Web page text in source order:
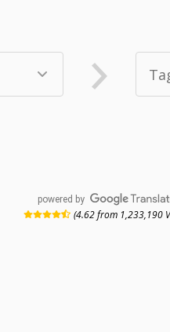
powered by
(4.62 from 1,233,190